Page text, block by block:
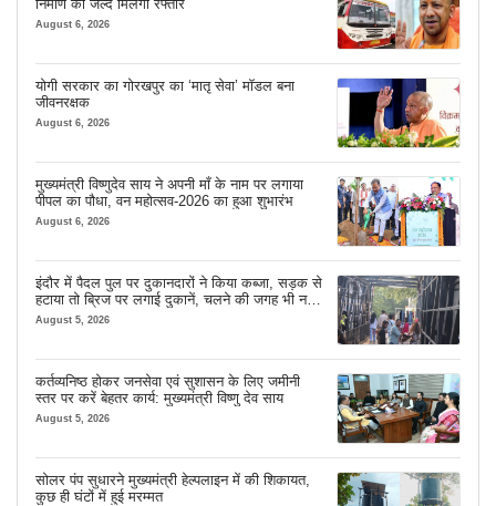
निर्माण को जल्द मिलेगी रफ्तार
August 6, 2026
योगी सरकार का गोरखपुर का ‘मातृ सेवा’ मॉडल बना
जीवनरक्षक
August 6, 2026
मुख्यमंत्री विष्णुदेव साय ने अपनी माँ के नाम पर लगाया
पीपल का पौधा, वन महोत्सव-2026 का हुआ शुभारंभ
August 6, 2026
इंदौर में पैदल पुल पर दुकानदारों ने किया कब्जा, सड़क से
हटाया तो ब्रिज पर लगाई दुकानें, चलने की जगह भी नहीं
मिल रही
August 5, 2026
कर्तव्यनिष्ठ होकर जनसेवा एवं सुशासन के लिए जमीनी
स्तर पर करें बेहतर कार्य: मुख्यमंत्री विष्णु देव साय
August 5, 2026
सोलर पंप सुधारने मुख्यमंत्री हेल्पलाइन में की शिकायत,
कुछ ही घंटों में हुई मरम्मत